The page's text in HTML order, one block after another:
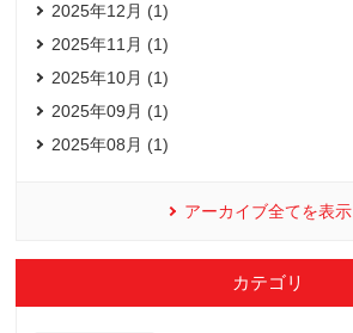
2025年12月 (1)
2025年11月 (1)
2025年10月 (1)
2025年09月 (1)
2025年08月 (1)
アーカイブ全てを表示
カテゴリ